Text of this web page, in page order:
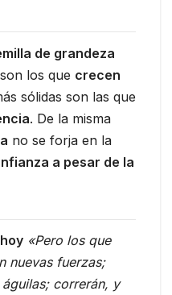
de grandeza
los que crecen
sólidas son las que
. De la misma
no se forja en la
a pesar de la
«Pero los que
nuevas fuerzas;
correrán, y